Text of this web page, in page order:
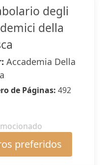
degli
della
Accademia Della
de Páginas: 492
preferidos